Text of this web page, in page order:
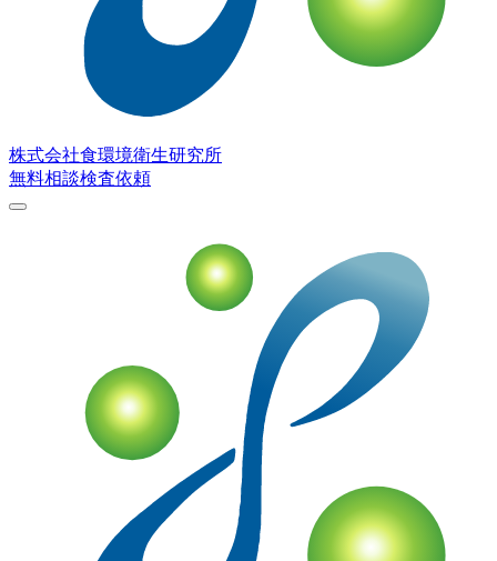
株式会社食環境衛生研究所
無料相談検査依頼